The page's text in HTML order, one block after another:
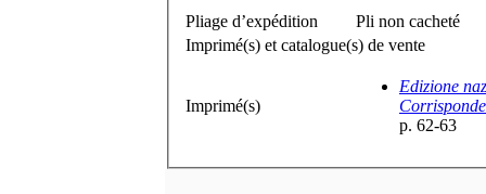
Pliage d’expédition
Pli non cacheté
Imprimé(s) et catalogue(s) de vente
Imprimé(s)
Edizione
p. 62-63